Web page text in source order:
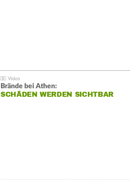
Brände bei Athen:
SCHÄDEN WERDEN SICHTBAR